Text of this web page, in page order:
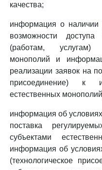
качества;
информация о наличии
возможности
(работам, услугам)
монополий и
реализации заявок на
присоединение) к
естественных
информация об
поставка
субъектами
информация об
(технологическое